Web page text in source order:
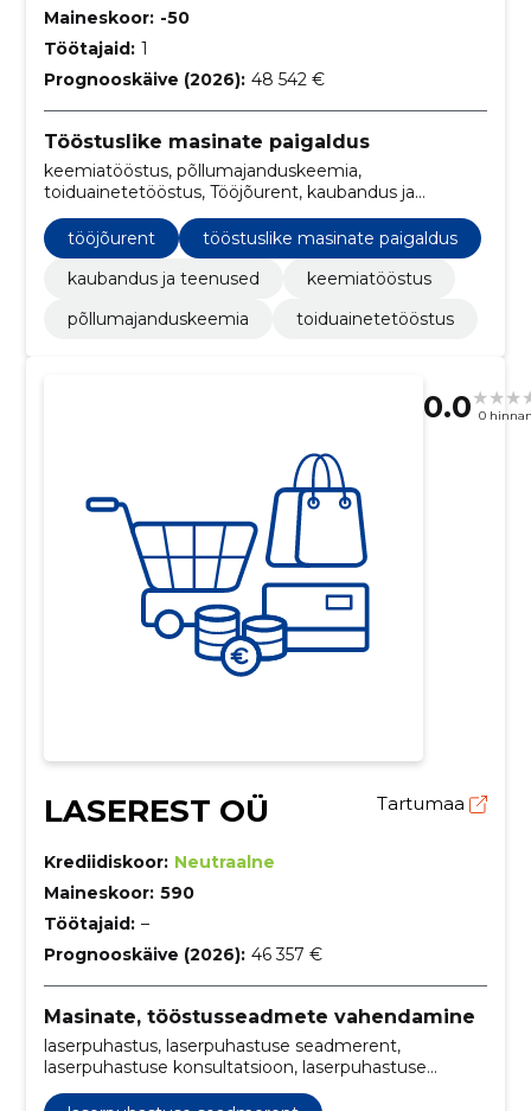
Maineskoor: -50
Töötajaid: 1
Prognooskäive (2026): 48 542 €
Tööstuslike masinate paigaldus
keemiatööstus, põllumajanduskeemia,
toiduainetetööstus, Tööjõurent, kaubandus ja
teenused
tööjõurent
tööstuslike masinate paigaldus
kaubandus ja teenused
keemiatööstus
põllumajanduskeemia
toiduainetetööstus
0.0 0
LASEREST OÜ Tartumaa
Krediidiskoor: Neutraalne
Maineskoor: 590
Töötajaid: –
Prognooskäive (2026): 46 357 €
Masinate, tööstusseadmete vahendamine
laserpuhastus, laserpuhastuse seadmerent,
laserpuhastuse konsultatsioon, laserpuhastuse
seadmete müük, tööstuslik laserpuhastus,